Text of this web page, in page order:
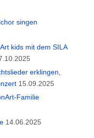
singen
kids mit dem SILA
erklingen,
15.09.2025
Familie
14.06.2025